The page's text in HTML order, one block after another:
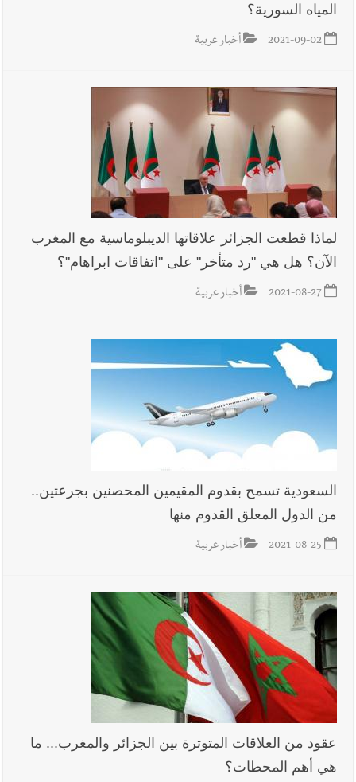
المياه السورية؟
2021-09-02 أخبار عربية
لماذا قطعت الجزائر علاقاتها الديبلوماسية مع المغرب
الآن؟ هل هي "رد متأخر" على "اتفاقات ابراهام"؟
2021-08-27 أخبار عربية
السعودية تسمح بقدوم المقيمين المحصنين بجرعتين..
من الدول المعلق القدوم منها
2021-08-25 أخبار عربية
عقود من العلاقات المتوترة بين الجزائر والمغرب... ما
هي أهم المحطات؟